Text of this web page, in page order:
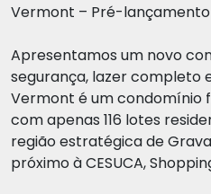
Vermont – Pré-
Apresentamos um novo
segurança, lazer completo
Vermont é um condomínio
com apenas 116 lotes
região estratégica de
próximo à CESUCA,